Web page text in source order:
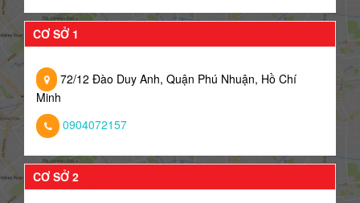
CƠ SỞ 1
72/12 Đào Duy Anh, Quận Phú Nhuận, Hồ Chí
Minh
0904072157
CƠ SỞ 2